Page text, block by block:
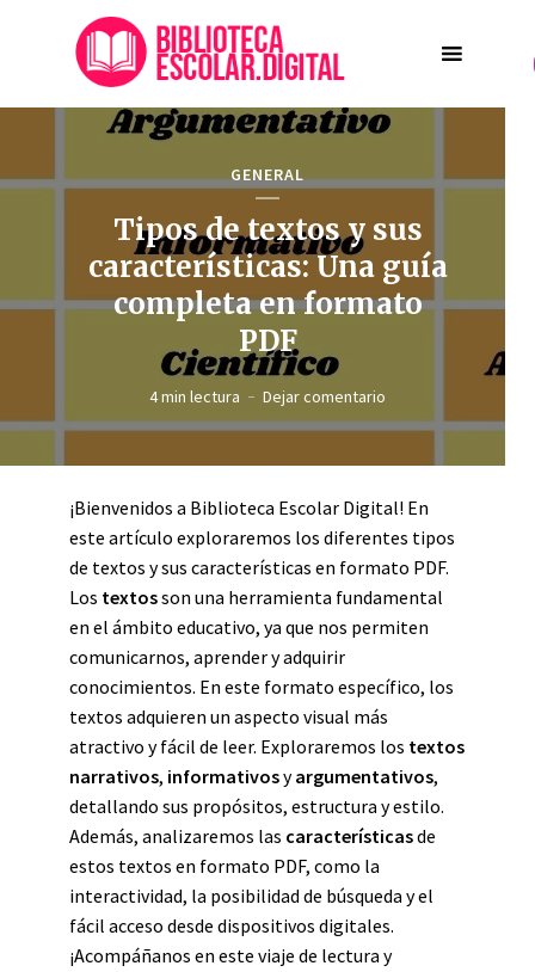
GENERAL
Tipos de textos y sus
características: Una guía
completa en formato
PDF
4 min lectura Dejar comentario
¡Bienvenidos a Biblioteca Escolar Digital! En
este artículo exploraremos los diferentes tipos
de textos y sus características en formato PDF.
Los textosson una herramienta fundamental
en el ámbito educativo, ya que nos permiten
comunicarnos, aprender y adquirir
conocimientos. En este formato específico, los
textos adquieren un aspecto visual más
atractivo y fácil de leer. Exploraremos los textos
narrativos, informativosyargumentativos,
detallando sus propósitos, estructura y estilo.
Además, analizaremos las característicasde
estos textos en formato PDF, como la
interactividad, la posibilidad de búsqueda y el
fácil acceso desde dispositivos digitales.
¡Acompáñanos en este viaje de lectura y